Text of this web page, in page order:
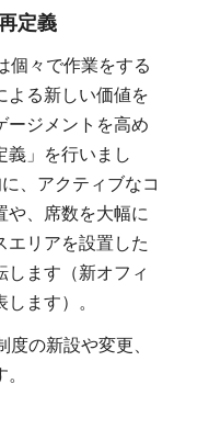
定義
個々で作業をする
よる新しい価値を
ージメントを高め
義」を行いまし
、アクティブなコ
や、席数を大幅に
エリアを設置した
ます（新オフィ
ます）。
の新設や変更、